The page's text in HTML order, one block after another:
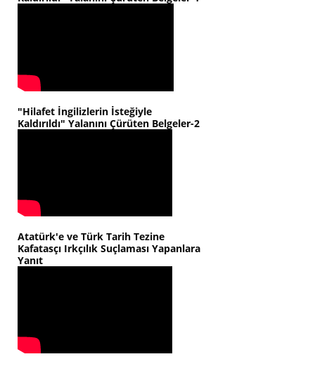
"Hilafet İngilizlerin İsteğiyle
Kaldırıldı" Yalanını Çürüten Belgeler-2
Atatürk'e ve Türk Tarih Tezine
Kafatasçı Irkçılık Suçlaması Yapanlara
Yanıt